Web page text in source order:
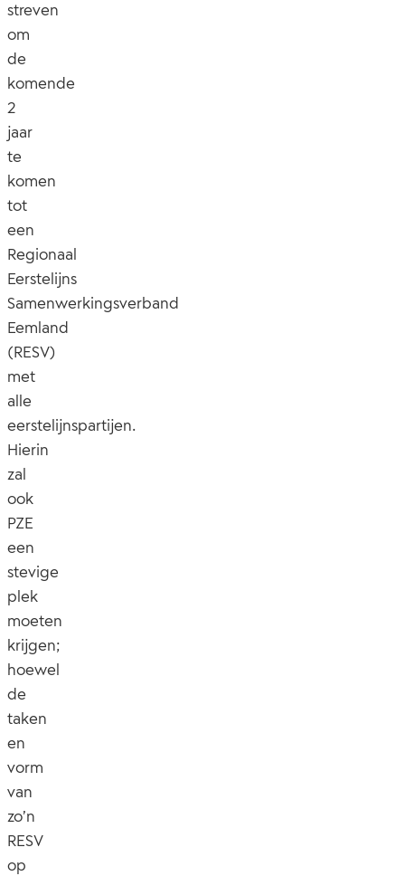
streven
om
de
komende
2
jaar
te
komen
tot
een
Regionaal
Eerstelijns
Samenwerkingsverband
Eemland
(RESV)
met
alle
eerstelijnspartijen.
Hierin
zal
ook
PZE
een
stevige
plek
moeten
krijgen;
hoewel
de
taken
en
vorm
van
zo’n
RESV
op